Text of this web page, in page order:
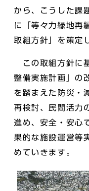
から、こうした課
に「等々力緑地再
取組方針」を策定
この取組方針に
整備実施計画」の
を踏まえた防災・
再検討、民間活力
進め、安全・安心
果的な施設運営等
めていきます。